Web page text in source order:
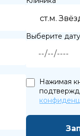
Выберите
Нажимая